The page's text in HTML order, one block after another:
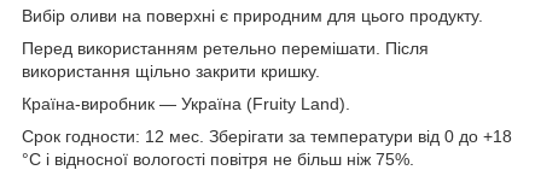
Вибір оливи на поверхні є природним для цього продукту.
Перед використанням ретельно перемішати. Після
використання щільно закрити кришку.
Країна-виробник — Україна (Fruity Land).
Срок годности: 12 мес. Зберігати за температури від 0 до +18
°C і відносної вологості повітря не більш ніж 75%.